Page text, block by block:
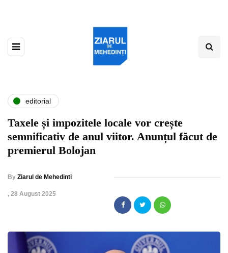
editorial
Taxele și impozitele locale vor crește
semnificativ de anul viitor. Anunțul făcut de
premierul Bolojan
By Ziarul de Mehedinti
, 28 August 2025